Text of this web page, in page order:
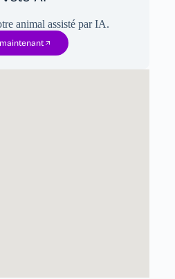
animal assisté par IA.